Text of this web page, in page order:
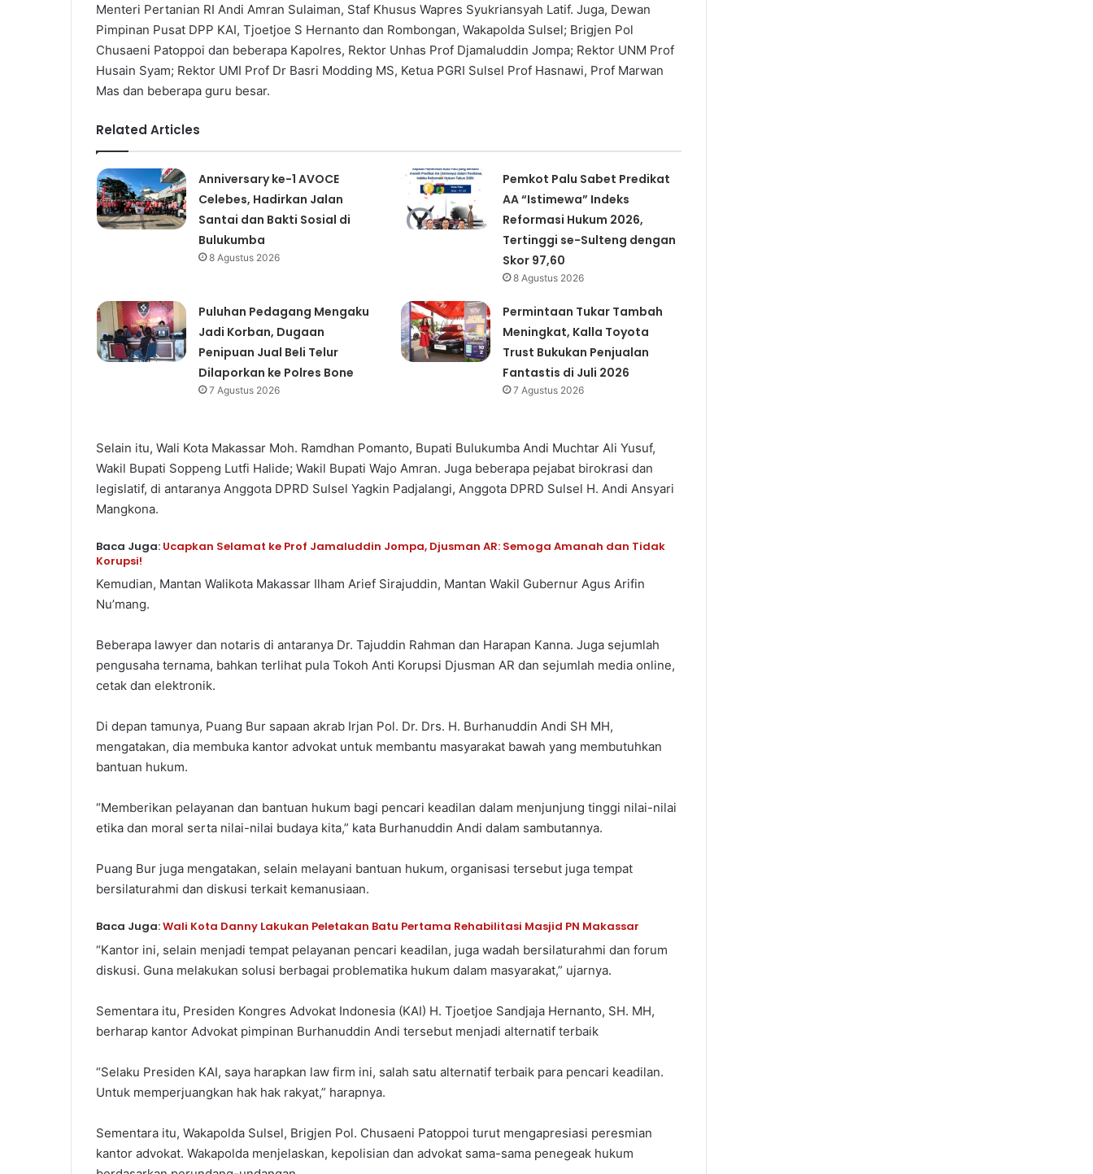
Menteri Pertanian RI Andi Amran Sulaiman, Staf Khusus Wapres Syukriansyah Latif. Juga, Dewan
Pimpinan Pusat DPP KAI, Tjoetjoe S Hernanto dan Rombongan, Wakapolda Sulsel; Brigjen Pol
Chusaeni Patoppoi dan beberapa Kapolres, Rektor Unhas Prof Djamaluddin Jompa; Rektor UNM Prof
Husain Syam; Rektor UMI Prof Dr Basri Modding MS, Ketua PGRI Sulsel Prof Hasnawi, Prof Marwan
Mas dan beberapa guru besar.
Related Articles
Anniversary ke-1 AVOCE
Celebes, Hadirkan Jalan
Santai dan Bakti Sosial di
Bulukumba
8 Agustus 2026
Pemkot Palu Sabet Predikat
AA “Istimewa” Indeks
Reformasi Hukum 2026,
Tertinggi se-Sulteng dengan
Skor 97,60
8 Agustus 2026
Puluhan Pedagang Mengaku
Jadi Korban, Dugaan
Penipuan Jual Beli Telur
Dilaporkan ke Polres Bone
7 Agustus 2026
Permintaan Tukar Tambah
Meningkat, Kalla Toyota
Trust Bukukan Penjualan
Fantastis di Juli 2026
7 Agustus 2026
Selain itu, Wali Kota Makassar Moh. Ramdhan Pomanto, Bupati Bulukumba Andi Muchtar Ali Yusuf,
Wakil Bupati Soppeng Lutfi Halide; Wakil Bupati Wajo Amran. Juga beberapa pejabat birokrasi dan
legislatif, di antaranya Anggota DPRD Sulsel Yagkin Padjalangi, Anggota DPRD Sulsel H. Andi Ansyari
Mangkona.
Baca Juga: Ucapkan Selamat ke Prof Jamaluddin Jompa, Djusman AR: Semoga Amanah dan Tidak
Korupsi!
Kemudian, Mantan Walikota Makassar Ilham Arief Sirajuddin, Mantan Wakil Gubernur Agus Arifin
Nu’mang.
Beberapa lawyer dan notaris di antaranya Dr. Tajuddin Rahman dan Harapan Kanna. Juga sejumlah
pengusaha ternama, bahkan terlihat pula Tokoh Anti Korupsi Djusman AR dan sejumlah media online,
cetak dan elektronik.
Di depan tamunya, Puang Bur sapaan akrab Irjan Pol. Dr. Drs. H. Burhanuddin Andi SH MH,
mengatakan, dia membuka kantor advokat untuk membantu masyarakat bawah yang membutuhkan
bantuan hukum.
“Memberikan pelayanan dan bantuan hukum bagi pencari keadilan dalam menjunjung tinggi nilai-nilai
etika dan moral serta nilai-nilai budaya kita,” kata Burhanuddin Andi dalam sambutannya.
Puang Bur juga mengatakan, selain melayani bantuan hukum, organisasi tersebut juga tempat
bersilaturahmi dan diskusi terkait kemanusiaan.
Baca Juga:Wali Kota Danny Lakukan Peletakan Batu Pertama Rehabilitasi Masjid PN Makassar
“Kantor ini, selain menjadi tempat pelayanan pencari keadilan, juga wadah bersilaturahmi dan forum
diskusi. Guna melakukan solusi berbagai problematika hukum dalam masyarakat,” ujarnya.
Sementara itu, Presiden Kongres Advokat Indonesia (KAI) H. Tjoetjoe Sandjaja Hernanto, SH. MH,
berharap kantor Advokat pimpinan Burhanuddin Andi tersebut menjadi alternatif terbaik
“Selaku Presiden KAI, saya harapkan law firm ini, salah satu alternatif terbaik para pencari keadilan.
Untuk memperjuangkan hak hak rakyat,” harapnya.
Sementara itu, Wakapolda Sulsel, Brigjen Pol. Chusaeni Patoppoi turut mengapresiasi peresmian
kantor advokat. Wakapolda menjelaskan, kepolisian dan advokat sama-sama penegeak hukum